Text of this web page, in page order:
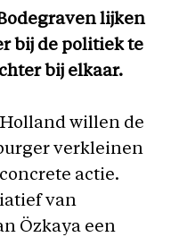
lijken
bij de politiek te
bij elkaar.
willen de
verkleinen
actie.
van
Özkaya een